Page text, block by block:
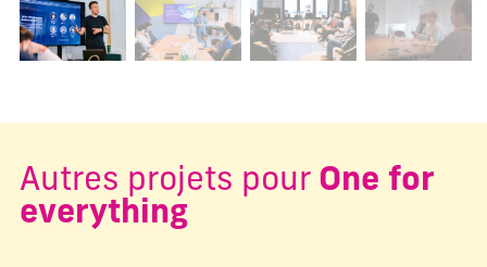
Autres projets pour One for
everything